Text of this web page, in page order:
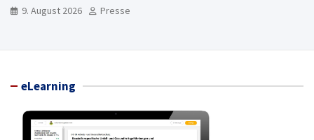
9. August 2026 Presse
eLearning